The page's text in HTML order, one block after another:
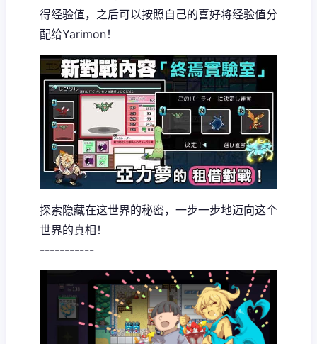
得经验值，之后可以按照自己的喜好将经验值分
配给Yarimon！
探索隐藏在这世界的秘密，一步一步地迈向这个
世界的真相！
-----------